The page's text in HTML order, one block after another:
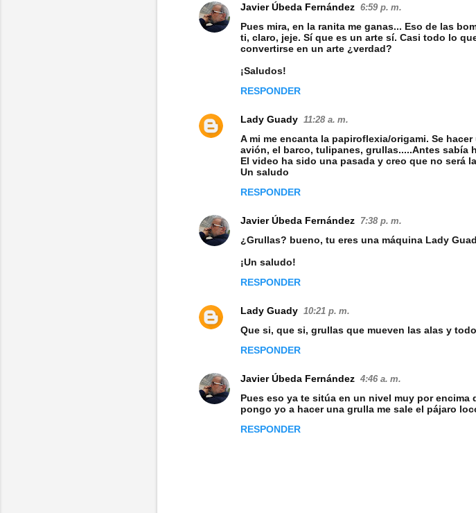
Javier Úbeda Fernández 6:59 p. m.
Pues mira, en la ranita me ganas... Eso de las
ti, claro, jeje. Sí que es un arte sí. Casi todo lo
convertirse en un arte ¿verdad?
¡Saludos!
RESPONDER
Lady Guady 11:28 a. m.
A mi me encanta la papiroflexia/origami. Se
avión, el barco, tulipanes, grullas.....Antes sabía
El video ha sido una pasada y creo que no será
Un saludo
RESPONDER
Javier Úbeda Fernández 7:38 p. m.
¿Grullas? bueno, tu eres una máquina Lady
¡Un saludo!
RESPONDER
Lady Guady 10:21 p. m.
Que si, que si, grullas que mueven las alas y todo
RESPONDER
Javier Úbeda Fernández 4:46 a. m.
Pues eso ya te sitúa en un nivel muy por
pongo yo a hacer una grulla me sale el pájaro
RESPONDER